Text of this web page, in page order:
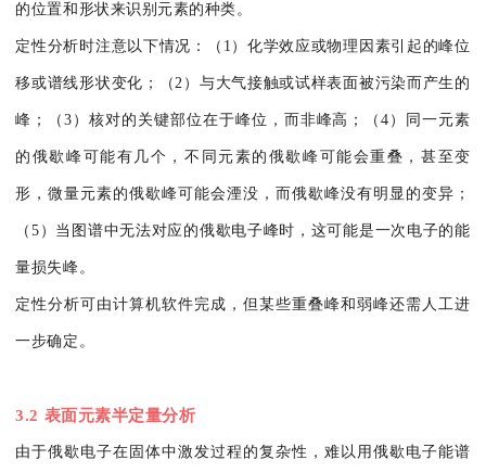
的位置和形状来识别元素的种类。
定性分析时注意以下情况：（1）化学效应或物理因素引起的峰位
移或谱线形状变化；（2）与大气接触或试样表面被污染而产生的
峰；（3）核对的关键部位在于峰位，而非峰高；（4）同一元素
的俄歇峰可能有几个，不同元素的俄歇峰可能会重叠，甚至变
形，微量元素的俄歇峰可能会湮没，而俄歇峰没有明显的变异；
（5）当图谱中无法对应的俄歇电子峰时，这可能是一次电子的能
量损失峰。
定性分析可由计算机软件完成，但某些重叠峰和弱峰还需人工进
一步确定。
3.2 表面元素半定量分析
由于俄歇电子在固体中激发过程的复杂性，难以用俄歇电子能谱